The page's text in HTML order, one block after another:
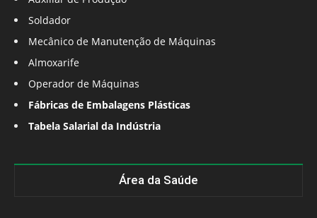
Soldador
Mecânico de Manutenção de Máquinas
Almoxarife
Operador de Máquinas
Fábricas de Embalagens Plásticas
Tabela Salarial da Indústria
Área da Saúde